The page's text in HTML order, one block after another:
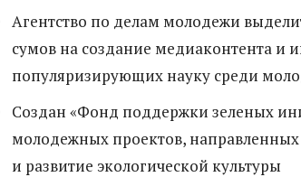
Агентство по делам молодежи
сумов на создание медиаконтента и
популяризирующих науку среди
Создан «Фонд поддержки зеленых
молодежных проектов,
и развитие экологической культуры